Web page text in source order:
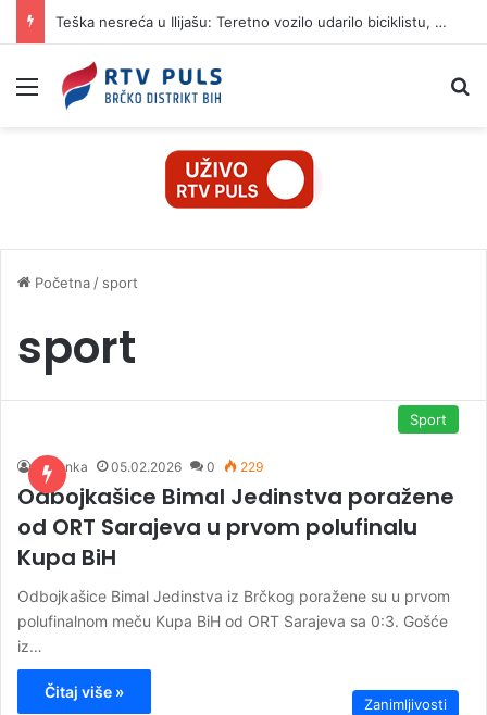
Teška nesreća u Ilijašu: Teretno vozilo udarilo biciklistu, 75-godišnjak zadržan u bolnici
Izbornik
Početna / sport
sport
Sport
Dušanka 05.02.2026 0 229
Odbojkašice Bimal Jedinstva poražene
od ORT Sarajeva u prvom polufinalu
Kupa BiH
Odbojkašice Bimal Jedinstva iz Brčkog poražene su u prvom
polufinalnom meču Kupa BiH od ORT Sarajeva sa 0:3. Gošće
iz…
Čitaj više »
Zanimljivosti